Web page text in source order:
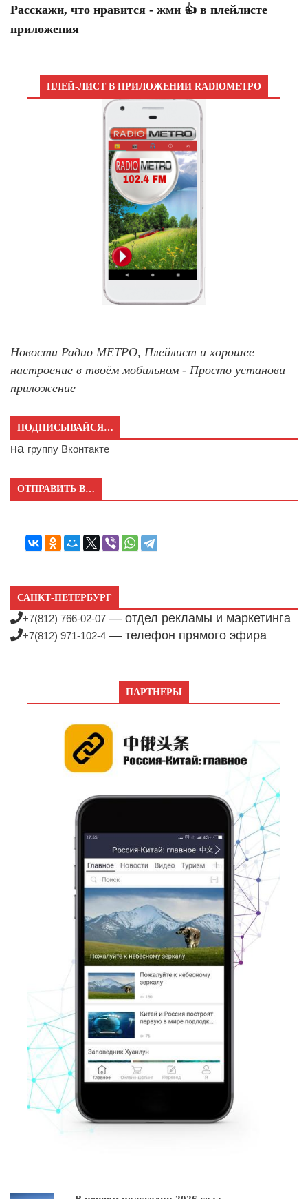
Расскажи, что нравится - жми 👍 в плейлисте
приложения
ПЛЕЙ-ЛИСТ В ПРИЛОЖЕНИИ RADIOМЕТРО
Новости Радио МЕТРО, Плейлист и хорошее
настроение в твоём мобильном - Просто установи
приложение
ПОДПИСЫВАЙСЯ…
на группу Вконтакте
ОТПРАВИТЬ В…
САНКТ-ПЕТЕРБУРГ
+7(812) 766-02-07 — отдел рекламы и маркетинга
+7(812) 971-102-4 — телефон прямого эфира
ПАРТНЕРЫ